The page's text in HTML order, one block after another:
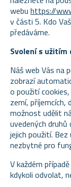
webu https://
v části 5. Kdo
předáváme.
Svolení s užitím
Náš web Vás na
zobrazí
o použití
zemí, příjemcích,
možnost udělit
uvedených
jejich použití.
nezbytné pro
V každém
kdykoli odvolat,